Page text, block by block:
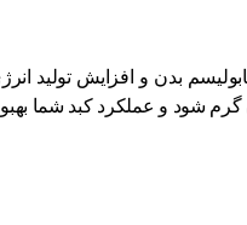
بدن و افزایش تولید
شود و عملکرد کبد شما بهبود